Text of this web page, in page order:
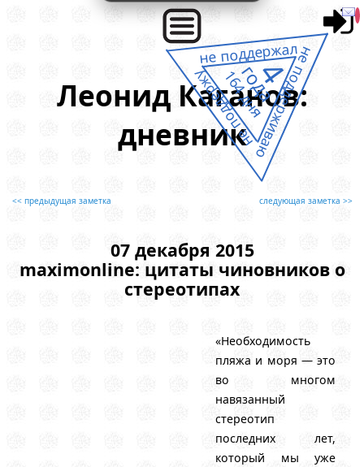
Леонид Каганов:
дневник
<< предыдущая заметка следующая заметка >>
07 декабря 2015
maximonline: цитаты чиновников о
стереотипах
«Необходимость
пляжа и моря — это
во многом
навязанный
стереотип
последних лет,
который мы уже
не поддержал
не поддерживаю
не поддержу4
года
164 дня